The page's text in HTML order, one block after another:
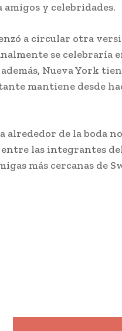
y celebridades.
a circular otra
se celebraría
Nueva York
mantiene desde
de la boda
las integrantes
más cercanas de